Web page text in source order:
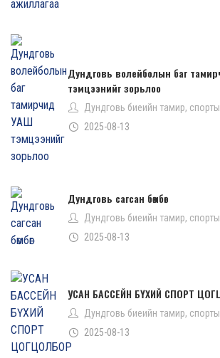
Дундговь волейболын баг
тэмцээнийг зорьлоо
Дундговь биеийн тамир,
2025-08-13
Дундговь сагсан бөмбөг
Дундговь биеийн тамир,
2025-08-13
УСАН БАССЕЙН БҮХИЙ СПОРТ
Дундговь биеийн тамир,
2025-08-13